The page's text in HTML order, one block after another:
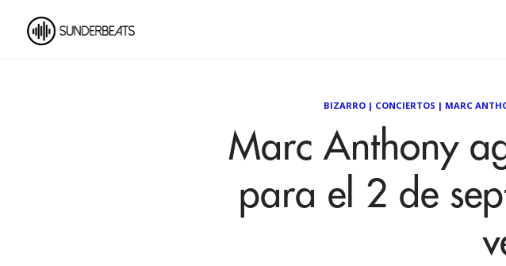
BIZARRO | CONCIERTOS | MARC
Marc Anthony
para el 2 de